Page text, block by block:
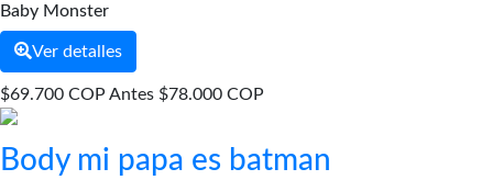
Baby Monster
Ver detalles
$69.700 COP Antes $78.000 COP
Body mi papa es batman